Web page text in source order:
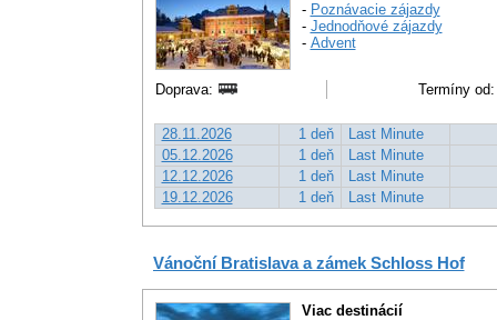
- Poznávacie zájazdy
- Jednodňové zájazdy
- Advent
Doprava: Termíny
28.11.2026 1 deň
Last Minute
05.12.2026
1 deň
Last Minute
12.12.2026
1 deň
Last Minute
19.12.2026
1 deň Last Minute
Vánoční Bratislava a zámek Schloss Hof
Viac destinácií